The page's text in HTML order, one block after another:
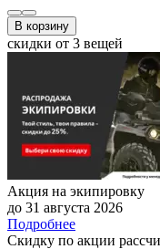
В корзину
скидки от 3 вещей
Акция на экипировку
до 31 августа 2026
Подробнее
Скидку по акции